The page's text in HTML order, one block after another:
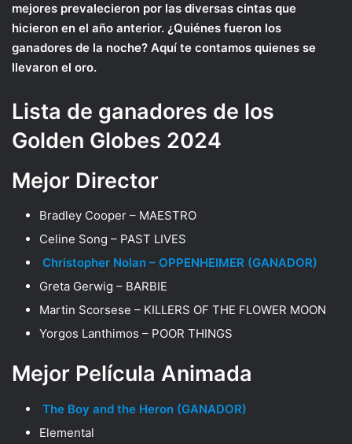
mejores prevalecieron por las diversas cintas que
hicieron en el año anterior. ¿Quiénes fueron los
ganadores de la noche? Aquí te contamos quienes se
llevaron el oro.
Lista de ganadores de los
Golden Globes 2024
Mejor Director
Bradley Cooper – MAESTRO
Celine Song – PAST LIVES
Christopher Nolan – OPPENHEIMER (GANADOR)
Greta Gerwig – BARBIE
Martin Scorsese – KILLERS OF THE FLOWER MOON
Yorgos Lanthimos – POOR THINGS
Mejor Película Animada
The Boy and the Heron (GANADOR)
Elemental